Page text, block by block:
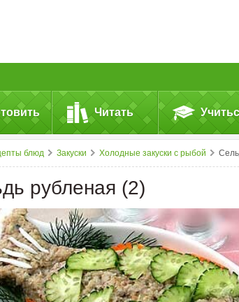
Читать
блюд Закуски Холодные закуски с рыбой
рубленая (2)